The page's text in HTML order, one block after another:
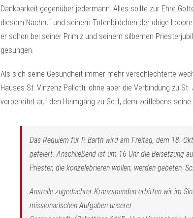
Dankbarkeit gegenüber jedermann. Alles sollte zur Ehre
diesem Nachruf und seinem Totenbildchen der obige
er schon bei seiner Primiz und seinem silbernen
gesungen.
Als sich seine Gesundheit immer mehr verschlechterte
Hauses St. Vinzenz Pallotti, ohne aber die Verbindung zu
vorbereitet auf den Heimgang zu Gott, dem zeitlebens seine
Das Requiem für P. Barth wird am Freitag, dem 18.
gefeiert. Anschließend ist um 16 Uhr die Beisetzung
Priester, die konzelebrieren wollen, werden gebeten,
Anstelle zugedachter Kranzspenden erbitten wir im
missionarischen Aufgaben unserer